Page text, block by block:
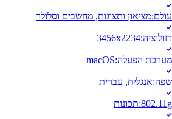
עולם:מציאון ותצוגות, מחשבים וסלולר
רזולוציה:
3456x2234
מערכת הפעלה:
macOS
שפה:אנגלית, עברית
802.11g
:תכונות